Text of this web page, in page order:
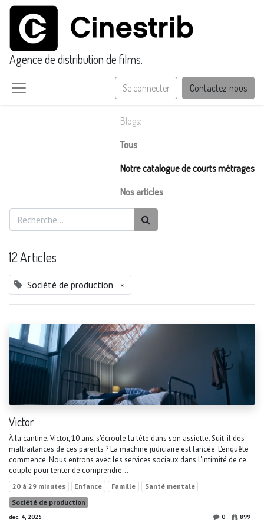
Agence de distribution de films.
Se connecter Contactez-nous
Blogs:
Tous
Notre catalogue de courts métrages
Nos articles
12 Articles
Société de production ×
Victor
À la cantine, Victor, 10 ans, s'écroule la tête dans son assiette. Suit-il des
maltraitances de ces parents ? La machine judiciaire est lancée. L'enquête
commence. Nous entrons avec les services sociaux dans l'intimité de ce
couple pour tenter de comprendre...
20 à 29 minutes Enfance Famille
Santé mentale
Société de production
déc. 4, 2025 0 899